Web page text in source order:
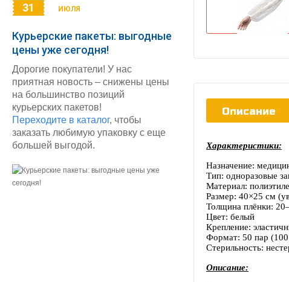
Описание
Характеристики:
Назначение:
Тип: одноразовые
Материал:
Размер: 40×25 см
Толщина плёнки:
Цвет: белый
Крепление:
Формат: 50 пар
Стерильность:
Описание:
31 ИЮЛЯ
Курьерские пакеты: выгодные
цены уже сегодня!
Дорогие покупатели! У нас
приятная новость – снижены цены
на большинство позиций
курьерских пакетов!
Переходите в каталог, чтобы
заказать любимую упаковку с еще
большей выгодой.